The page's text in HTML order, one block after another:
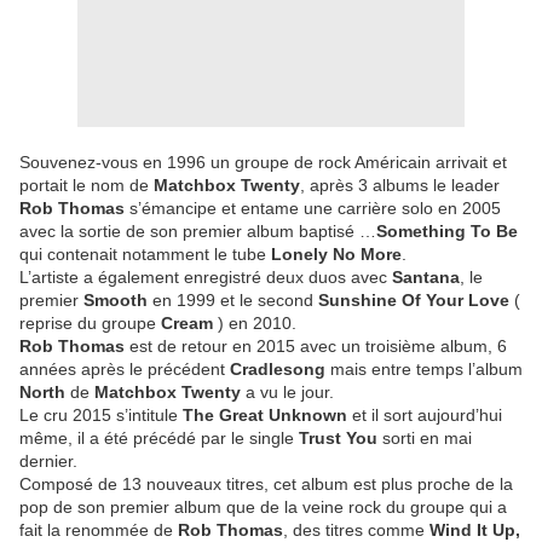
Souvenez-vous en 1996 un groupe de rock Américain arrivait et
portait le nom de Matchbox Twenty , après 3 albums le leader
Rob Thomas s’émancipe et entame une carrière solo en 2005
avec la sortie de son premier album baptisé … Something To Be
qui contenait notamment le tube Lonely No More
L’artiste a également enregistré deux duos avec Santana , le
premier Smooth en 1999 et le second Sunshine Of Your Love (
reprise du groupe Cream ) en 2010.
Rob Thomas est de retour en 2015 avec un troisième album, 6
années après le précédent Cradlesong mais entre temps l’album
North de Matchbox Twenty a vu le jour.
Le cru 2015 s’intitule The Great Unknown et il sort aujourd’hui
même, il a été précédé par le single Trust You sorti en mai
dernier.
Composé de 13 nouveaux titres, cet album est plus proche de la
pop de son premier album que de la veine rock du groupe qui a
fait la renommée de Rob Thomas , des titres comme Wind It Up,